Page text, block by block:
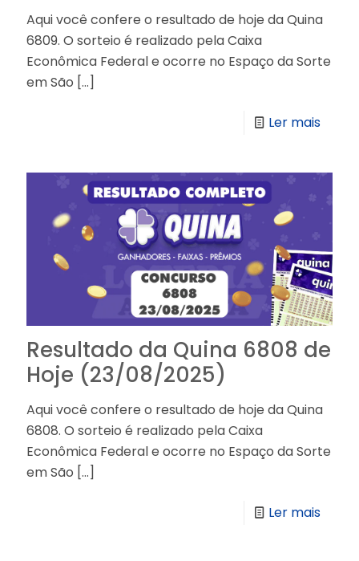
Aqui você confere o resultado de hoje da Quina
6809. O sorteio é realizado pela Caixa
Econômica Federal e ocorre no Espaço da Sorte
em São […]
Ler mais
Resultado da Quina 6808 de
Hoje (23/08/2025)
Aqui você confere o resultado de hoje da Quina
6808. O sorteio é realizado pela Caixa
Econômica Federal e ocorre no Espaço da Sorte
em São […]
Ler mais